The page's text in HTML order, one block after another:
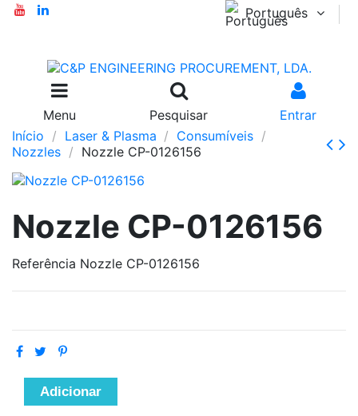
Português
Menu Pesquisar
Entrar
Início
Laser & Plasma
Consumíveis
Nozzles
Nozzle CP-0126156
Nozzle CP-0126156
Referência Nozzle CP-0126156
Adicionar